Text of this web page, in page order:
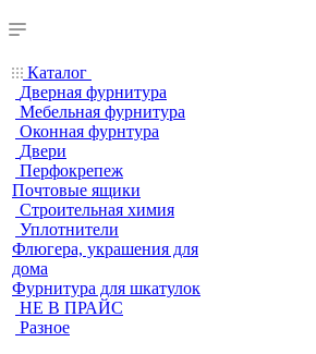
Каталог
Дверная фурнитура
Мебельная фурнитура
Оконная фурнтура
Двери
Перфокрепеж
Почтовые ящики
Строительная химия
Уплотнители
Флюгера, украшения для
дома
Фурнитура для шкатулок
НЕ В ПРАЙС
Разное